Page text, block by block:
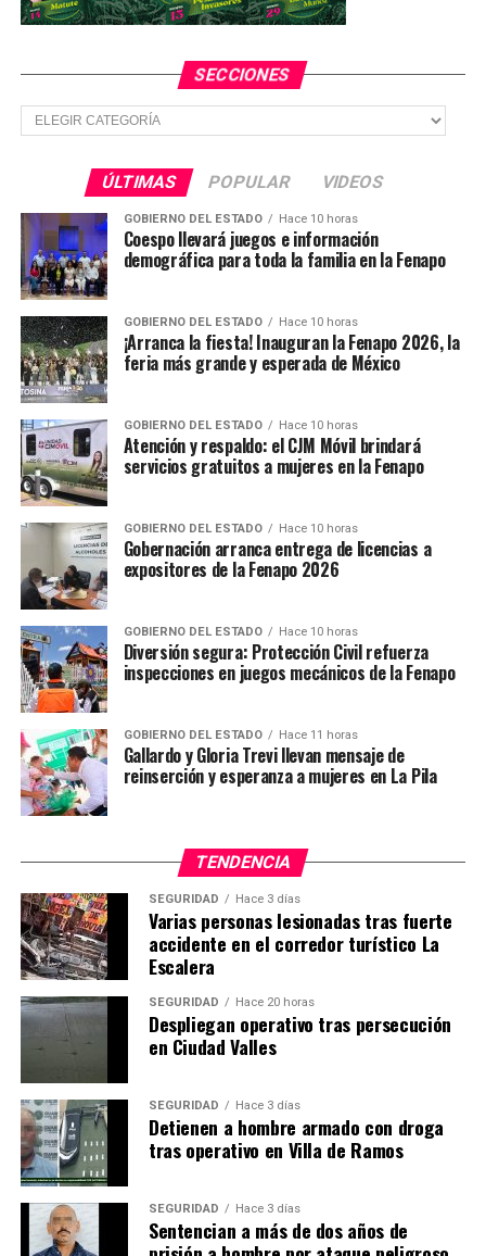
SECCIONES
Secciones
ÚLTIMAS POPULAR VIDEOS
GOBIERNO DEL ESTADO Hace 10 horas
Coespo llevará juegos e información
demográfica para toda la familia en la Fenapo
GOBIERNO DEL ESTADO Hace 10 horas
¡Arranca la fiesta! Inauguran la Fenapo 2026, la
feria más grande y esperada de México
GOBIERNO DEL ESTADO Hace 10 horas
Atención y respaldo: el CJM Móvil brindará
servicios gratuitos a mujeres en la Fenapo
GOBIERNO DEL ESTADO Hace 10 horas
Gobernación arranca entrega de licencias a
expositores de la Fenapo 2026
GOBIERNO DEL ESTADO Hace 10 horas
Diversión segura: Protección Civil refuerza
inspecciones en juegos mecánicos de la Fenapo
GOBIERNO DEL ESTADO Hace 11 horas
Gallardo y Gloria Trevi llevan mensaje de
reinserción y esperanza a mujeres en La Pila
TENDENCIA
SEGURIDAD Hace 3 días
Varias personas lesionadas tras fuerte
accidente en el corredor turístico La
Escalera
SEGURIDAD Hace 20 horas
Despliegan operativo tras persecución
en Ciudad Valles
SEGURIDAD Hace 3 días
Detienen a hombre armado con droga
tras operativo en Villa de Ramos
SEGURIDAD Hace 3 días
Sentencian a más de dos años de